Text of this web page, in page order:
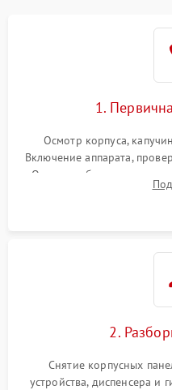
1.
Осмотр корпуса,
Включение аппарата,
Оценка работы помпы,
Измерение температуры
2.
Снятие корпусных
устройства, диспенсера и